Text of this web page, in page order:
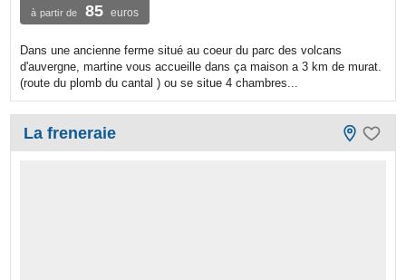
à partir de 85 euros
Dans une ancienne ferme situé au coeur du parc des volcans
d'auvergne, martine vous accueille dans ça maison a 3 km de murat.
(route du plomb du cantal ) ou se situe 4 chambres...
La freneraie